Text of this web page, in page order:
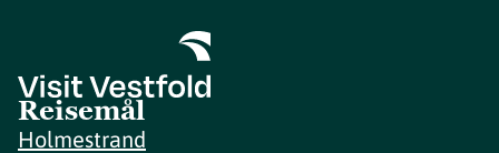
Reisemål
Holmestrand